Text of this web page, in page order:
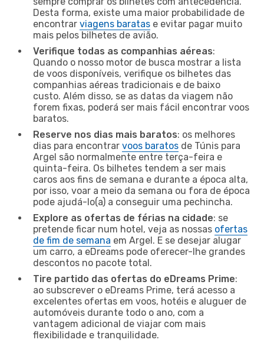
Desta forma, existe uma maior probabilidade de
encontrar viagens baratas e evitar pagar muito
mais pelos bilhetes de avião.
Verifique todas as companhias aéreas:
Quando o nosso motor de busca mostrar a lista
de voos disponíveis, verifique os bilhetes das
companhias aéreas tradicionais e de baixo
custo. Além disso, se as datas da viagem não
forem fixas, poderá ser mais fácil encontrar voos
baratos.
Reserve nos dias mais baratos: os melhores
dias para encontrar voos baratos de Túnis para
Argel são normalmente entre terça-feira e
quinta-feira. Os bilhetes tendem a ser mais
caros aos fins de semana e durante a época alta,
por isso, voar a meio da semana ou fora de época
pode ajudá-lo(a) a conseguir uma pechincha.
Explore as ofertas de férias na cidade: se
pretende ficar num hotel, veja as nossas ofertas
de fim de semana em Argel. E se desejar alugar
um carro, a eDreams pode oferecer-lhe grandes
descontos no pacote total.
Tire partido das ofertas do eDreams Prime:
ao subscrever o eDreams Prime, terá acesso a
excelentes ofertas em voos, hotéis e aluguer de
automóveis durante todo o ano, com a
vantagem adicional de viajar com mais
flexibilidade e tranquilidade.